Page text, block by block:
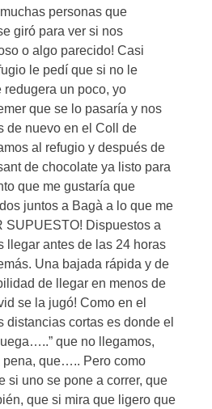
personas que
giró para ver si nos
o algo parecido! Casi
le pedí que si no le
redugera un poco, yo
que se lo pasaría y nos
de nuevo en el Coll de
al refugio y después de
de chocolate ya listo para
que me gustaría que
juntos a Bagà a lo que me
SUPUESTO! Dispuestos a
llegar antes de las 24 horas
Una bajada rápida y de
de llegar en menos de
se la jugó! Como en el
distancias cortas es donde el
que no llegamos,
pena, que….. Pero como
si uno se pone a correr, que
que si mira que ligero que